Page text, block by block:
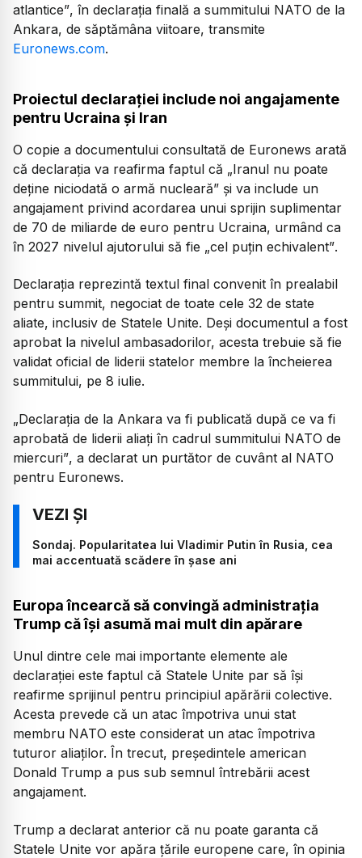
atlantice”, în declarația finală a summitului NATO de la
Ankara, de săptămâna viitoare, transmite
Euronews.com.
Proiectul declarației include noi angajamente
pentru Ucraina și Iran
O copie a documentului consultată de Euronews arată
că declarația va reafirma faptul că „Iranul nu poate
deține niciodată o armă nucleară” și va include un
angajament privind acordarea unui sprijin suplimentar
de 70 de miliarde de euro pentru Ucraina, urmând ca
în 2027 nivelul ajutorului să fie „cel puțin echivalent”.
Declarația reprezintă textul final convenit în prealabil
pentru summit, negociat de toate cele 32 de state
aliate, inclusiv de Statele Unite. Deși documentul a fost
aprobat la nivelul ambasadorilor, acesta trebuie să fie
validat oficial de liderii statelor membre la încheierea
summitului, pe 8 iulie.
„Declarația de la Ankara va fi publicată după ce va fi
aprobată de liderii aliați în cadrul summitului NATO de
miercuri”, a declarat un purtător de cuvânt al NATO
pentru Euronews.
Sondaj. Popularitatea lui Vladimir Putin în Rusia, cea
mai accentuată scădere în șase ani
Europa încearcă să convingă administrația
Trump că își asumă mai mult din apărare
Unul dintre cele mai importante elemente ale
declarației este faptul că Statele Unite par să își
reafirme sprijinul pentru principiul apărării colective.
Acesta prevede că un atac împotriva unui stat
membru NATO este considerat un atac împotriva
tuturor aliaților. În trecut, președintele american
Donald Trump a pus sub semnul întrebării acest
angajament.
Trump a declarat anterior că nu poate garanta că
Statele Unite vor apăra țările europene care, în opinia